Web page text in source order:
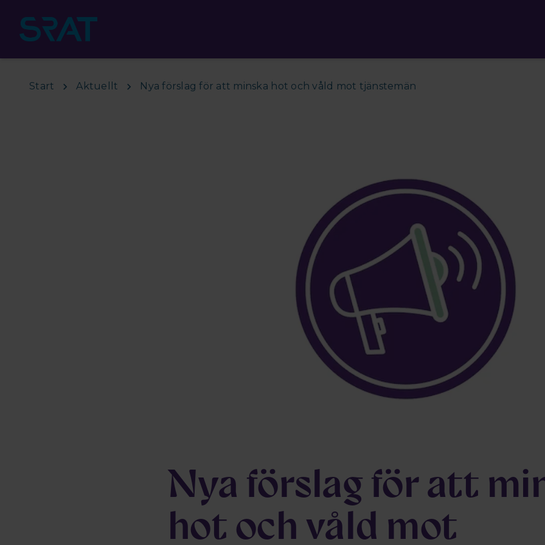
Start Aktuellt Nya förslag för att minska hot och våld mot tjänstemän
Nya förslag för att
hot och våld mot